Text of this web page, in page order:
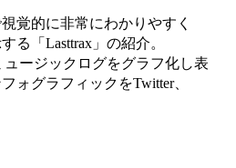
覚的に非常にわかりやすく
る「Lasttrax」の紹介。
ュージックログをグラフ化し表
ォグラフィックをTwitter、